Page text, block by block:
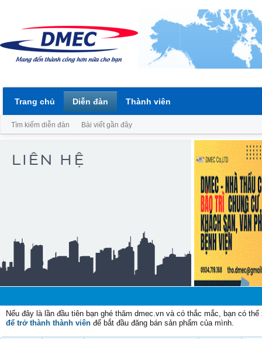
Nếu đây là lần đầu tiên bạn ghé thăm dmec.vn và có thắc mắc, bạn có
để trở thành thành viên để bắt đầu đăng bán sản phẩm của mình.
Trang chủ Diễn đàn
Tìm kiếm diễn đàn Bài viết gần đây
Thành viên